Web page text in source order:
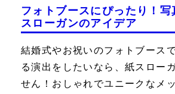
フォトブースにぴったり！写
スローガンのアイデア
結婚式やお祝いのフォトブース
る演出をしたいなら、紙スロー
せん！おしゃれでユニークなメ